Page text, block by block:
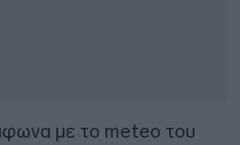
με το meteo του